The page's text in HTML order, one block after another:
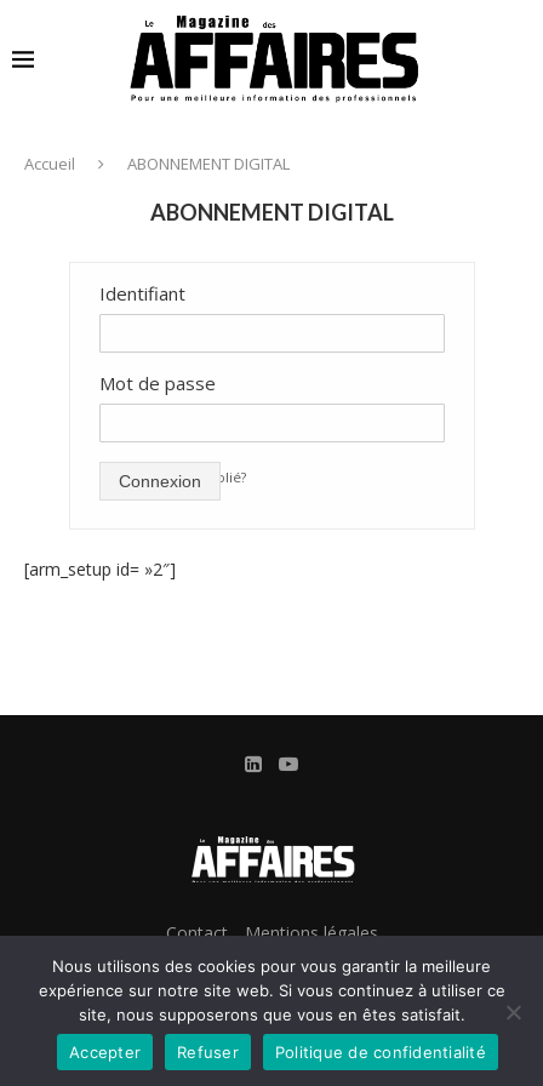
Accueil ABONNEMENT DIGITAL
ABONNEMENT DIGITAL
Identifiant
Mot de passe
mot de passe oublié?
Connexion
[arm_setup id= »2″]
Contact
Mentions légales
Conditions Générales d’Utilisation et d’Abonnement
Gestion des cookies
Confidentialité & Données personnelles
@2024 - Le Magazine des Affaires
Nous utilisons des cookies pour vous garantir la meilleure
expérience sur notre site web. Si vous continuez à utiliser ce
site, nous supposerons que vous en êtes satisfait.
Accepter
Refuser Politique de confidentialité